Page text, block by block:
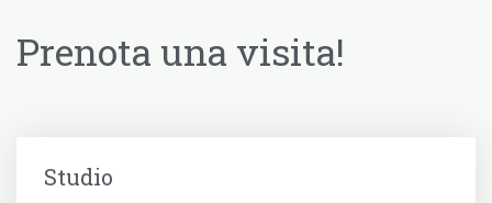
Prenota una visita!
Studio